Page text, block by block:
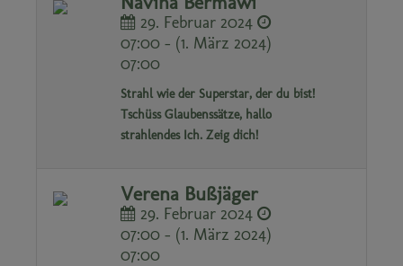
29. Februar 2024
07:00 - (1. März 2024)
07:00
Strahl wie der Superstar, der du bist!
Tschüss Glaubenssätze, hallo
strahlendes Ich. Zeig dich!
Verena Bußjäger
29. Februar 2024
07:00 - (1. März 2024)
07:00